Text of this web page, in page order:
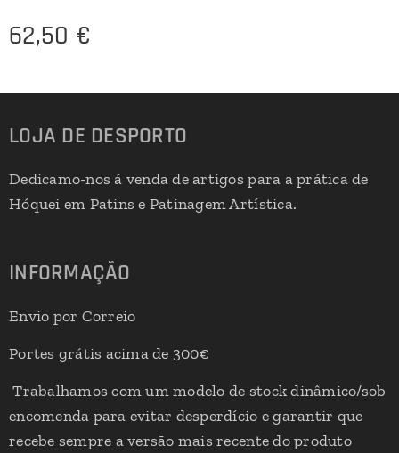
62,50 €
LOJA DE DESPORTO
Dedicamo-nos á venda de artigos para a prática de
Hóquei em Patins e Patinagem Artística.
INFORMAÇÃO
Envio por Correio
Portes grátis acima de 300€
Trabalhamos com um modelo de stock dinâmico/sob
encomenda para evitar desperdício e garantir que
recebe sempre a versão mais recente do produto